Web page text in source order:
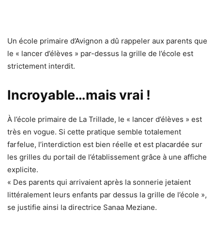
Un école primaire d’Avignon a dû rappeler aux parents que
le « lancer d’élèves » par-dessus la grille de l’école est
strictement interdit.
Incroyable…mais vrai !
À l’école primaire de La Trillade, le « lancer d’élèves » est
très en vogue. Si cette pratique semble totalement
farfelue, l’interdiction est bien réelle et est placardée sur
les grilles du portail de l’établissement grâce à une affiche
explicite.
« Des parents qui arrivaient après la sonnerie jetaient
littéralement leurs enfants par dessus la grille de l’école »,
se justifie ainsi la directrice Sanaa Meziane.